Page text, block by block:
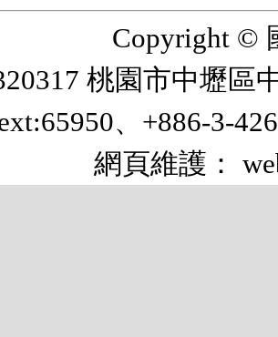
Copyright ©
桃園市中壢區
、+886-3-
網頁維護：